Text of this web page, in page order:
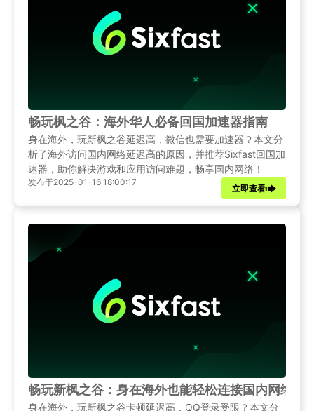
畅玩枫之谷：海外华人必备回国加速器指南
身在海外，玩新枫之谷延迟高，微信也需要加速器？本文分
析了海外访问国内网络延迟高的原因，并推荐Sixfast回国加
速器，助你解决游戏和应用访问难题，畅享国内网络！
发布于2025-01-16 18:00:17
立即查看
畅玩新枫之谷：身在海外也能轻松连接国内网络
身在海外，玩新枫之谷卡顿延迟高，QQ登录受限？本文分